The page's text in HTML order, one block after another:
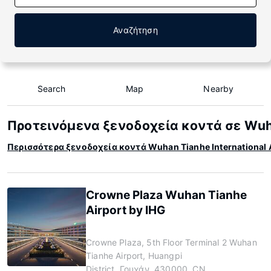
Αναζήτηση
Search Map Nearby
Προτεινόμενα ξενοδοχεία κοντά σε
Περισσότερα ξενοδοχεία κοντά Wuhan Tianhe International
Crowne Plaza Wuhan Tianhe
Airport by IHG
Crowne Plaza, 5th Floor Terminal 2 Wuhan
Tianhe Airport, Huangpi
District, Γουχάν, 430000, CN